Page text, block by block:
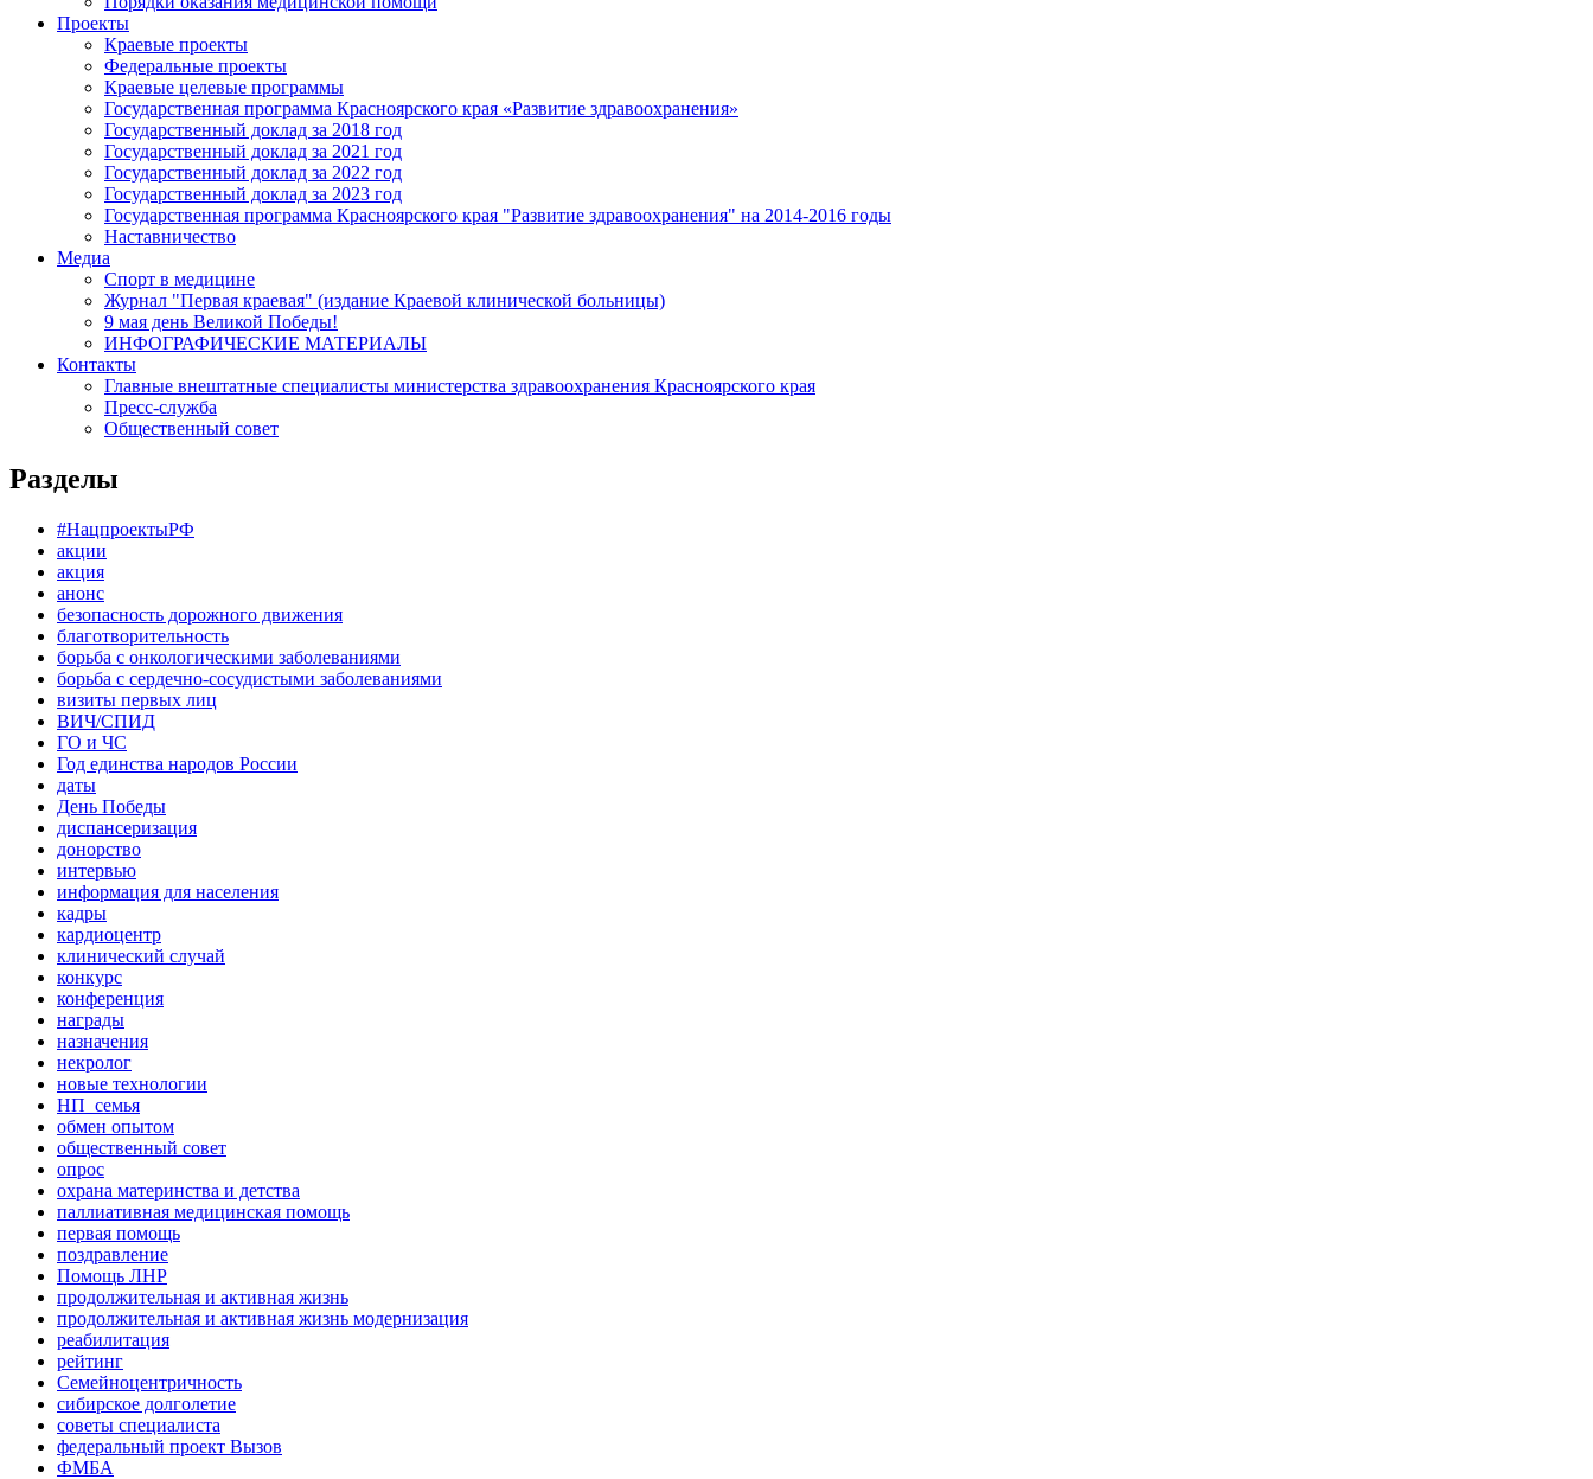
Проекты
Краевые проекты
Федеральные проекты
Краевые целевые программы
Государственная программа Красноярского края «Развитие здравоохранения»
Государственный доклад за 2018 год
Государственный доклад за 2021 год
Государственный доклад за 2022 год
Государственный доклад за 2023 год
Государственная программа Красноярского края "Развитие здравоохранения" на 2014-2016 годы
Наставничество
Медиа
Спорт в медицине
Журнал "Первая краевая" (издание Краевой клинической больницы)
9 мая день Великой Победы!
ИНФОГРАФИЧЕСКИЕ МАТЕРИАЛЫ
Контакты
Главные внештатные специалисты министерства здравоохранения Красноярского края
Пресс-служба
Общественный совет
Разделы
#НацпроектыРФ
акции
акция
анонс
безопасность дорожного движения
благотворительность
борьба с онкологическими заболеваниями
борьба с сердечно-сосудистыми заболеваниями
визиты первых лиц
ВИЧ/СПИД
ГО и ЧС
Год единства народов России
даты
День Победы
диспансеризация
донорство
интервью
информация для населения
кадры
кардиоцентр
клинический случай
конкурс
конференция
награды
назначения
некролог
новые технологии
НП_семья
обмен опытом
общественный совет
опрос
охрана материнства и детства
паллиативная медицинская помощь
первая помощь
поздравление
Помощь ЛНР
продолжительная и активная жизнь
продолжительная и активная жизнь модернизация
реабилитация
рейтинг
Семейноцентричность
сибирское долголетие
советы специалиста
федеральный проект Вызов
ФМБА